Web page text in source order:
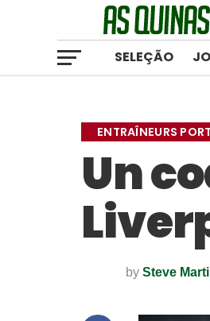
SELEÇÃO
ENTRAÎNEURS
Un
by Steve